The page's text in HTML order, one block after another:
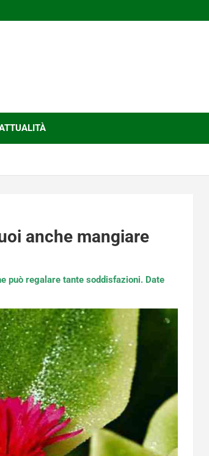
anche mangiare
può regalare tante soddisfazioni. Date